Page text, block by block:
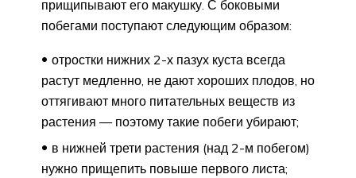
прищипывают его макушку. С боковыми
побегами поступают следующим образом:
отростки нижних 2-х пазух куста всегда
растут медленно, не дают хороших плодов, но
оттягивают много питательных веществ из
растения — поэтому такие побеги убирают;
в нижней трети растения (над 2-м побегом)
нужно прищепить повыше первого листа;